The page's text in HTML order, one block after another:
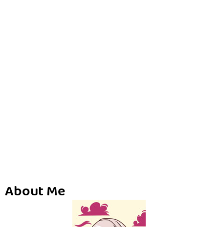
About Me